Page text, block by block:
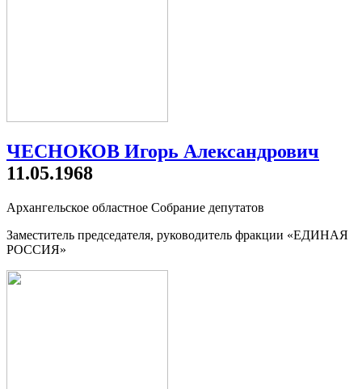
ЧЕСНОКОВ Игорь Александрович
11.05.1968
Архангельское областное Собрание депутатов
Заместитель председателя, руководитель фракции «ЕДИНАЯ
РОССИЯ»